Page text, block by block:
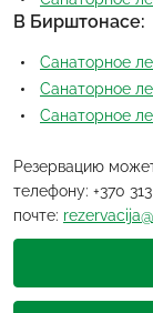
В Бирштонасе:
Санаторнoe
Санаторноe
Санаторное
Резервацию
телефону: +370
почте: